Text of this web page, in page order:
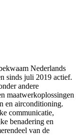
Nederlands
sinds juli 2019 actief.
andere
maatwerkoplossingen
en airconditioning.
communicatie,
benadering en
van de